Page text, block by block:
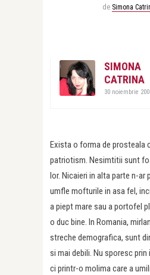
de Simona
SIMONA
CATRINA
30 noiembrie
Exista o forma de prosteala
patriotism. Nesimtitii sunt
lor. Nicaieri in alta parte n-ar
umfle mofturile in asa fel,
a piept mare sau a portofel
o duc bine. In Romania,
streche demografica, sunt
si mai debili. Nu sporesc prin
ci printr-o molima care a